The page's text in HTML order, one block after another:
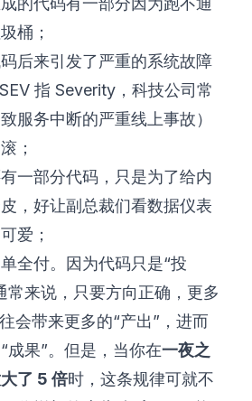
桶；
后来引发了严重的系统故障
SEV 指 Severity，科技公司常
服务中断的严重线上事故）
；
一部分代码，只是为了给内
，好让副总裁们看数据仪表
爱；
全付。因为代码只是“投
常来说，只要方向正确，更多
会带来更多的“产出”，进而
成果”。但是，当你在一夜之
了 5 倍时，这条规律可就不